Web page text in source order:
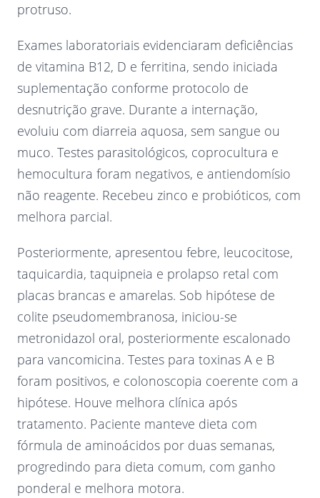
protruso.
Exames laboratoriais evidenciaram deficiências
de vitamina B12, D e ferritina, sendo iniciada
suplementação conforme protocolo de
desnutrição grave. Durante a internação,
evoluiu com diarreia aquosa, sem sangue ou
muco. Testes parasitológicos, coprocultura e
hemocultura foram negativos, e antiendomísio
não reagente. Recebeu zinco e probióticos, com
melhora parcial.
Posteriormente, apresentou febre, leucocitose,
taquicardia, taquipneia e prolapso retal com
placas brancas e amarelas. Sob hipótese de
colite pseudomembranosa, iniciou-se
metronidazol oral, posteriormente escalonado
para vancomicina. Testes para toxinas A e B
foram positivos, e colonoscopia coerente com a
hipótese. Houve melhora clínica após
tratamento. Paciente manteve dieta com
fórmula de aminoácidos por duas semanas,
progredindo para dieta comum, com ganho
ponderal e melhora motora.